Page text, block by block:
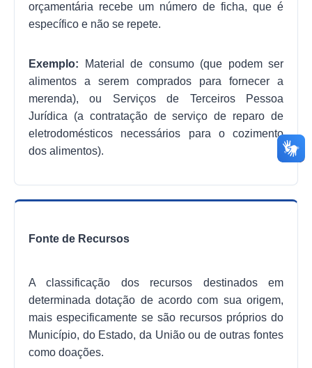
orçamentária recebe um número de ficha, que é
específico e não se repete.
Exemplo: Material de consumo (que podem ser
alimentos a serem comprados para fornecer a
merenda), ou Serviços de Terceiros Pessoa
Jurídica (a contratação de serviço de reparo de
eletrodomésticos necessários para o cozimento
dos alimentos).
Fonte de Recursos
A classificação dos recursos destinados em
determinada dotação de acordo com sua origem,
mais especificamente se são recursos próprios do
Município, do Estado, da União ou de outras fontes
como doações.